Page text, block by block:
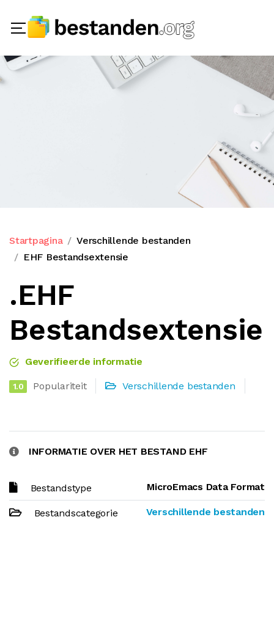
Startpagina
Verschillende bestanden
EHF Bestandsextensie
.EHF
Bestandsextensie
Geverifieerde informatie
1.0 Populariteit Verschillende bestanden
INFORMATIE OVER HET BESTAND EHF
Bestandstype MicroEmacs Data Format
Bestandscategorie Verschillende bestanden